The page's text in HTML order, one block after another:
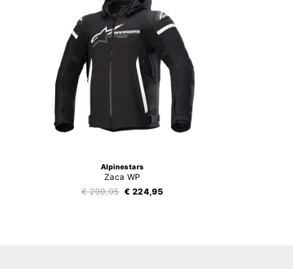
Alpinestars
Zaca WP
€ 299,95 € 224,95